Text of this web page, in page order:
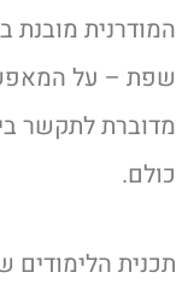
המודרנית מובנת
מדוברת לתקשר
כולם.
תכנית הלימודים